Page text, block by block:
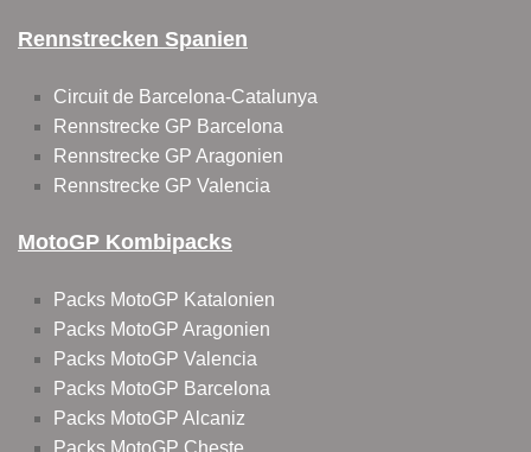
Rennstrecken Spanien
Circuit de Barcelona-Catalunya
Rennstrecke GP Barcelona
Rennstrecke GP Aragonien
Rennstrecke GP Valencia
MotoGP Kombipacks
Packs MotoGP Katalonien
Packs MotoGP Aragonien
Packs MotoGP Valencia
Packs MotoGP Barcelona
Packs MotoGP Alcaniz
Packs MotoGP Cheste